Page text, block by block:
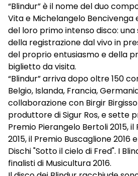
“Blindur” è il nome del duo
Vita e Michelangelo Bencivenga
del loro primo intenso disco:
della registrazione dal vivo in
del proprio entusiasmo e della
biglietto da visita.
“Blindur” arriva dopo oltre 150
Belgio, Islanda, Francia,
collaborazione con Birgir
produttore di Sigur Ros, e sette
Premio Pierangelo Bertoli 2015,
2015, il Premio Buscaglione 2016
Dischi "Sotto il cielo di Fred". I
finalisti di Musicultura 2016.